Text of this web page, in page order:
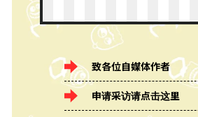
致各位自媒体作者
申请采访请点击这里